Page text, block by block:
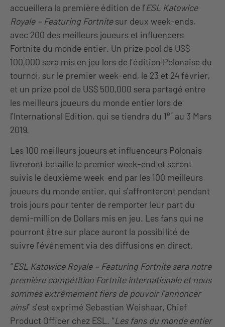
accueillera la première édition de l’ESL Katowice
Royale – Featuring Fortnitesur deux week-ends,
avec 200 des meilleurs joueurs et influencers
Fortnite du monde entier. Un prize pool de US$
100,000 sera mis en jeu lors de l’édition Polonaise du
tournoi, sur le premier week-end, le 23 et 24 février,
et un prize pool de US$ 500,000 sera partagé entre
les meilleurs joueurs du monde entier lors de
l’International Edition, qui se tiendra du 1er au 3 Mars
2019.
Les 100 meilleurs joueurs et influenceurs Polonais
livreront bataille le premier week-end et seront
suivis le deuxième week-end par les 100 meilleurs
joueurs du monde entier, qui s’affronteront pendant
trois jours pour tenter de remporter leur part du
demi-million de Dollars mis en jeu. Les fans qui ne
pourront être sur place auront la possibilité de
suivre l’événement via des diffusions en direct.
“ESL Katowice Royale – Featuring Fortnite sera notre
première compétition Fortnite internationale et nous
sommes extrêmement fiers de pouvoir l’annoncer
ainsi” s’est exprimé Sebastian Weishaar, Chief
Product Officer chez ESL. “Les fans du monde entier